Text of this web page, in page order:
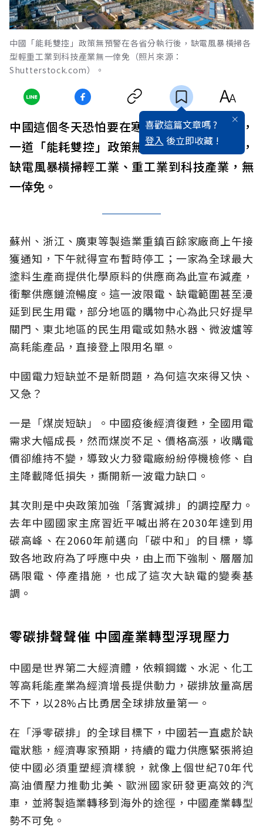
中國「能耗雙控」政策無預警在各省分執行後，缺電風暴橫掃各
型輕重工業到科技產業無一倖免（照片來源：
Shutterstock.com）。
喜歡這篇文章嗎 ?
登入 後立即收藏 !
中國這個冬天恐怕要在寒風中度過。10月初，
一道「能耗雙控」政策無預警在各省分炸開，
缺電風暴橫掃輕工業、重工業到科技產業，無
一倖免。
蘇州、浙江、廣東等製造業重鎮百餘家廠商上午接
獲通知，下午就得宣布暫時停工；一家為全球最大
塗料生產商提供化學原料的供應商為此宣布減產，
衝擊供應鏈流暢度。這一波限電、缺電範圍甚至漫
延到民生用電，部分地區的購物中心為此只好提早
關門、東北地區的民生用電或如熱水器、微波爐等
高耗能產品，直接登上限用名單。
中國電力短缺並不是新問題，為何這次來得又快、
又急？
一是「煤炭短缺」。中國疫後經濟復甦，全國用電
需求大幅成長，然而煤炭不足、價格高漲，收購電
價卻維持不變，導致火力發電廠紛紛停機檢修、自
主降載降低損失，撕開新一波電力缺口。
其次則是中央政策加強「落實減排」的調控壓力。
去年中國國家主席習近平喊出將在2030年達到用
碳高峰、在2060年前邁向「碳中和」的目標，導
致各地政府為了呼應中央，由上而下強制、層層加
碼限電、停產措施，也成了這次大缺電的變奏基
調。
零碳排聲聲催 中國產業轉型浮現壓力
中國是世界第二大經濟體，依賴鋼鐵、水泥、化工
等高耗能產業為經濟增長提供動力，碳排放量高居
不下，以28%占比勇居全球排放量第一。
在「淨零碳排」的全球目標下，中國若一直處於缺
電狀態，經濟專家預期，持續的電力供應緊張將迫
使中國必須重塑經濟樣貌，就像上個世紀70年代
高油價壓力推動北美、歐洲國家研發更高效的汽
車，並將製造業轉移到海外的途徑，中國產業轉型
勢不可免。